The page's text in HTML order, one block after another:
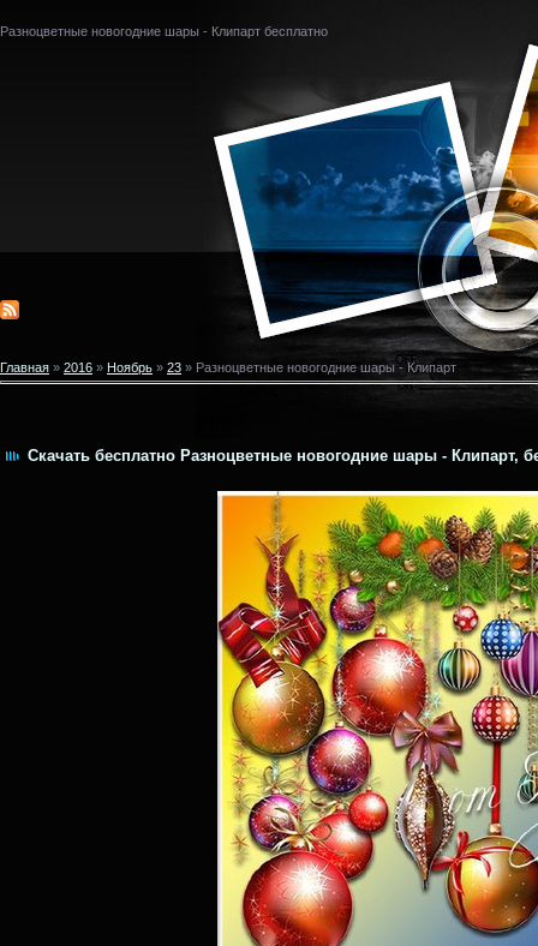
Разноцветные новогодние шары - Клипарт бесплатно
Главная » 2016 » Ноябрь » 23 » Разноцветные новогодние шары - Клипарт
Скачать бесплатно Разноцветные новогодние шары - Клипарт,